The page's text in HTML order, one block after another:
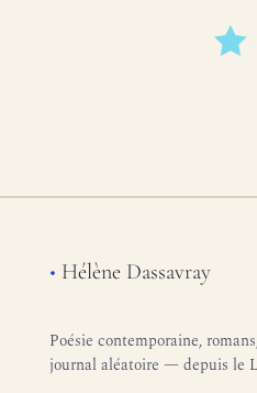
• Hélène Dassavray
Poésie contemporaine,
journal aléatoire — depuis le